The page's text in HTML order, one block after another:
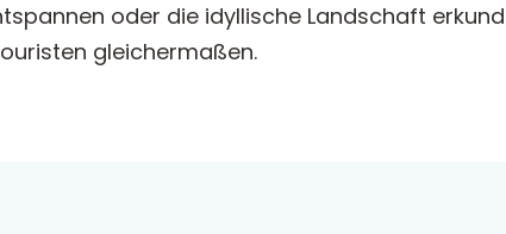
oder die idyllische Landschaft
gleichermaßen.